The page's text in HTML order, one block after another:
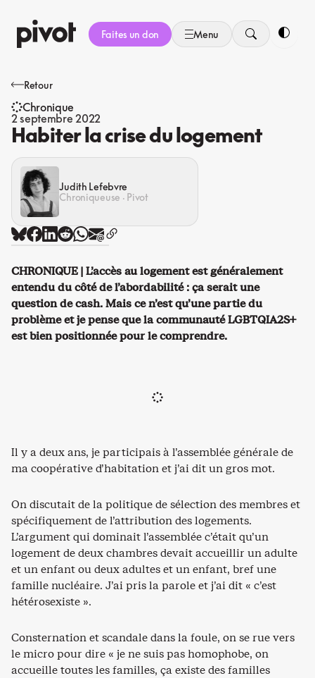
au
contenu
Faites un don Menu
Retour
Chronique
2 septembre 2022
Habiter la crise du logement
Judith Lefebvre
Chroniqueuse · Pivot
CHRONIQUE | L’accès au logement est généralement
entendu du côté de l’abordabilité : ça serait une
question de cash. Mais ce n’est qu’une partie du
problème et je pense que la communauté LGBTQIA2S+
est bien positionnée pour le comprendre.
Il y a deux ans, je participais à l’assemblée générale de
ma coopérative d’habitation et j’ai dit un gros mot.
On discutait de la politique de sélection des membres et
spécifiquement de l’attribution des logements.
L’argument qui dominait l’assemblée c’était qu’un
logement de deux chambres devait accueillir un adulte
et un enfant ou deux adultes et un enfant, bref une
famille nucléaire. J’ai pris la parole et j’ai dit « c’est
hétérosexiste ».
Consternation et scandale dans la foule, on se rue vers
le micro pour dire « je ne suis pas homophobe, on
accueille toutes les familles, ça existe des familles